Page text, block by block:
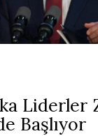
Liderler
Başlıyor